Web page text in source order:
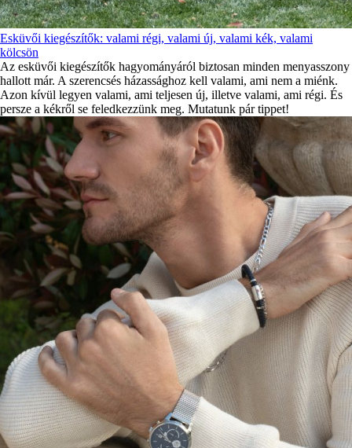
Esküvői kiegészítők: valami régi, valami új, valami kék, valami
kölcsön
Az esküvői kiegészítők hagyományáról biztosan minden menyasszony
hallott már. A szerencsés házassághoz kell valami, ami nem a miénk.
Azon kívül legyen valami, ami teljesen új, illetve valami, ami régi. És
persze a kékről se feledkezzünk meg. Mutatunk pár tippet!